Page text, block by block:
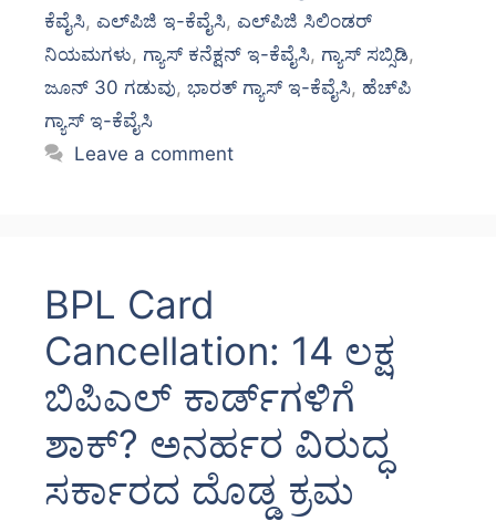
ಕೆವೈಸಿ, ಎಲ್‌ಪಿಜಿ ಇ-ಕೆವೈಸಿ, ಎಲ್‌ಪಿಜಿ ಸಿಲಿಂಡರ್
ನಿಯಮಗಳು, ಗ್ಯಾಸ್ ಕನೆಕ್ಷನ್ ಇ-ಕೆವೈಸಿ, ಗ್ಯಾಸ್ ಸಬ್ಸಿಡಿ,
ಜೂನ್ 30 ಗಡುವು, ಭಾರತ್ ಗ್ಯಾಸ್ ಇ-ಕೆವೈಸಿ, ಹೆಚ್‌ಪಿ
ಗ್ಯಾಸ್ ಇ-ಕೆವೈಸಿ
Leave a comment
BPL Card
Cancellation: 14 ಲಕ್ಷ
ಬಿಪಿಎಲ್ ಕಾರ್ಡ್‌ಗಳಿಗೆ
ಶಾಕ್? ಅನರ್ಹರ ವಿರುದ್ಧ
ಸರ್ಕಾರದ ದೊಡ್ಡ ಕ್ರಮ